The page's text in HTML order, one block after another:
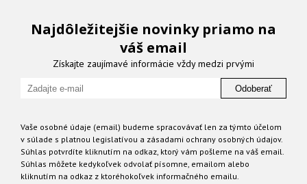
Najdôležitejšie novinky priamo na
váš email
Získajte zaujímavé informácie vždy medzi prvými
Odoberať
Vaše osobné údaje (email) budeme spracovávať len za týmto účelom
v súlade s platnou legislatívou a zásadami ochrany osobných údajov.
Súhlas potvrdíte kliknutím na odkaz, ktorý vám pošleme na váš email.
Súhlas môžete kedykoľvek odvolať písomne, emailom alebo
kliknutím na odkaz z ktoréhokoľvek informačného emailu.